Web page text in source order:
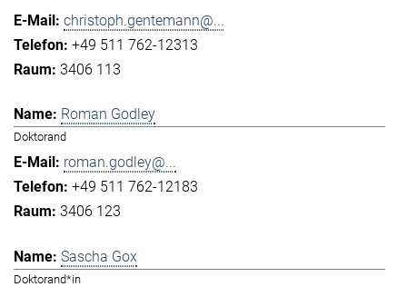
christoph.gentemann@...
+49 511 762-12313
3406 113
Roman Godley
Doktorand
roman.godley@...
+49 511 762-12183
3406 123
Sascha Gox
Doktorand*in